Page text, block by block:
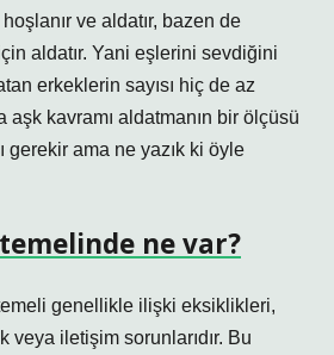
ve aldatır, bazen de
aldatır. Yani eşlerini sevdiğini
erkeklerin sayısı hiç de az
kavramı aldatmanın bir ölçüsü
gerekir ama ne yazık ki öyle
ne var?
genellikle ilişki eksiklikleri,
veya iletişim sorunlarıdır. Bu